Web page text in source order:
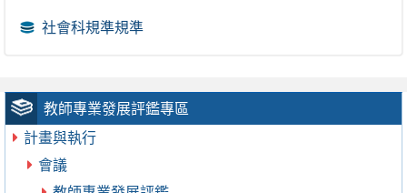
教師專業發展評鑑專區
計畫與執行
會議
社會科規準規準